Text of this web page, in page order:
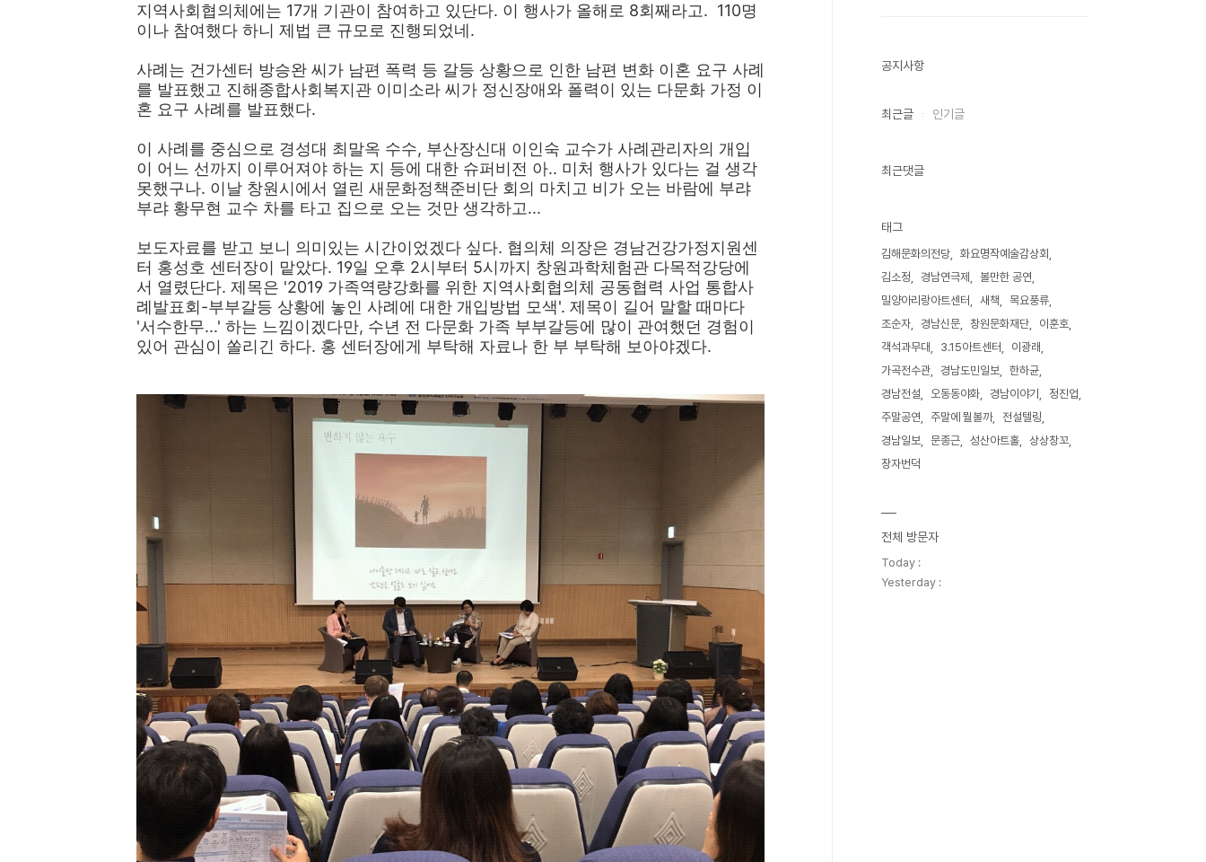
지역사회협의체에는 17개 기관이 참여하고 있단다. 이 행사가 올해로 8회째라고. 110명
이나 참여했다 하니 제법 큰 규모로 진행되었네.
사례는 건가센터 방승완 씨가 남편 폭력 등 갈등 상황으로 인한 남편 변화 이혼 요구 사례
를 발표했고 진해종합사회복지관 이미소라 씨가 정신장애와 폴력이 있는 다문화 가정 이
혼 요구 사례를 발표했다.
이 사례를 중심으로 경성대 최말옥 수수, 부산장신대 이인숙 교수가 사례관리자의 개입
이 어느 선까지 이루어져야 하는 지 등에 대한 슈퍼비전 아.. 미처 행사가 있다는 걸 생각
못했구나. 이날 창원시에서 열린 새문화정책준비단 회의 마치고 비가 오는 바람에 부랴
부랴 황무현 교수 차를 타고 집으로 오는 것만 생각하고...
보도자료를 받고 보니 의미있는 시간이었겠다 싶다. 협의체 의장은 경남건강가정지원센
터 홍성호 센터장이 맡았다. 19일 오후 2시부터 5시까지 창원과학체험관 다목적강당에
서 열렸단다. 제목은 '2019 가족역량강화를 위한 지역사회협의체 공동협력 사업 통합사
례발표회-부부갈등 상황에 놓인 사례에 대한 개입방법 모색'. 제목이 길어 말할 때마다
'서수한무...' 하는 느낌이겠다만, 수년 전 다문화 가족 부부갈등에 많이 관여했던 경험이
있어 관심이 쏠리긴 하다. 홍 센터장에게 부탁해 자료나 한 부 부탁해 보아야겠다.
공지사항
최근글 인기글
최근댓글
태그
김해문화의전당
화요명작예술감상회
김소정
경남연극제
볼만한 공연
밀양아리랑아트센터
새책
목요풍류
조순자
경남신문 창원문화재단
이훈호
객석과무대
3.15아트센터
이광래
가곡전수관
경남도민일보
한하균
경남전설
오동동야화 경남이야기
정진업
주말공연
주말에 뭘볼까
전설텔링
경남일보
문종근 성산아트홀
상상창꼬
장자번덕
전체 방문자
Today :
Yesterday :